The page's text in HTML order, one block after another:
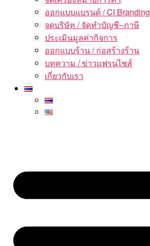
ออกแบบแบรนด์ / CI Branding
จดบริษัท / จัดทำบัญชี–ภาษี
ประเมินมูลค่ากิจการ
ออกแบบร้าน / ก่อสร้างร้าน
บทความ / ข่าวแฟรนไชส์
เกี่ยวกับเรา